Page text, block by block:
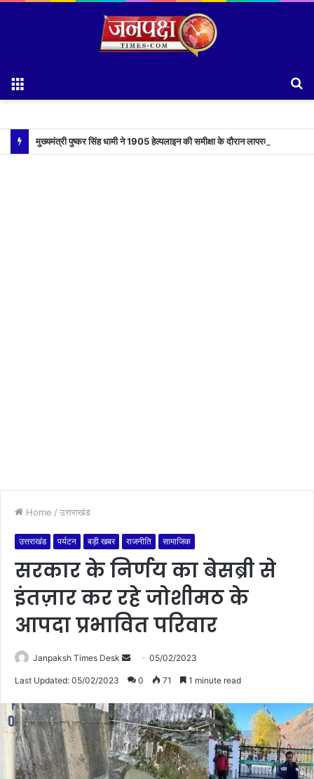
Home / उत्तराखंड
उत्तराखंड पर्यटन बड़ी खबर राजनीति सामाजिक
सरकार के निर्णय का बेसब्री से
इंतज़ार कर रहे जोशीमठ के
आपदा प्रभावित परिवार
Janpaksh Times Desk
e
d
a
n
e
05/02/2023
Last Updated: 05/02/2023 0 71 1 minute read